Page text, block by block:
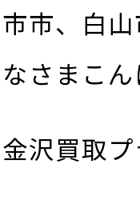
市、白
さまこ
沢買取